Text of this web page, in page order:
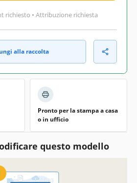
richiesto • Attribuzione richiesta
alla raccolta
Pronto per la stampa a casa
o in ufficio
questo modello